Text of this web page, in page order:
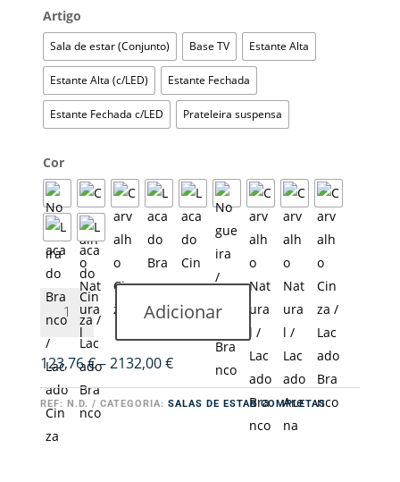
Artigo
Sala de estar (Conjunto) Base TV Estante Alta
Estante Alta (c/LED) Estante Fechada
Estante Fechada c/LED Prateleira suspensa
Cor
Quantidade
de
Sala
de
Uno
Adicionar
123,76€–2132,00€Price
range:
123,76 €
REF: N.D. CATEGORIA: SALAS DE ESTAR COMPLETAS